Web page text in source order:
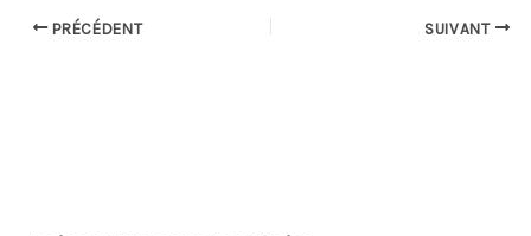
PRÉCÉDENT SUIVANT